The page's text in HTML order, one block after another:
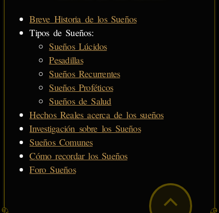
Breve Historia de los Sueños
Tipos de Sueños:
Sueños Lúcidos
Pesadillas
Sueños Recurrentes
Sueños Proféticos
Sueños de Salud
Hechos Reales acerca de los sueños
Investigación sobre los Sueños
Sueños Comunes
Cómo recordar los Sueños
Foro Sueños